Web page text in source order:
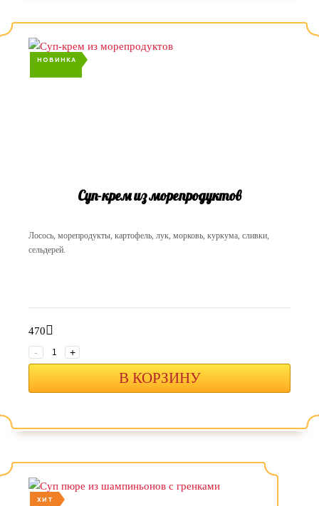
НОВИНКА
Суп-крем из морепродуктов
Лосось, морепродукты, картофель, лук, морковь, куркума, сливки,
сельдерей.
470
-
+
В КОРЗИНУ
ХИТ